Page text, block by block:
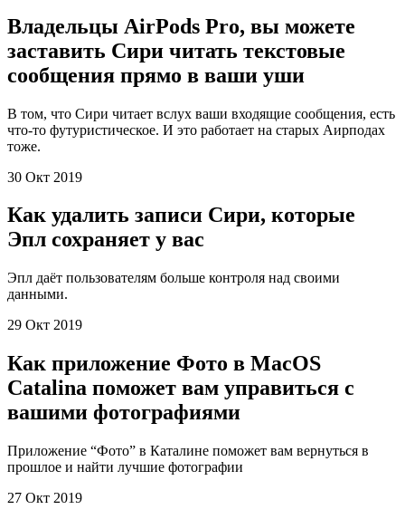
Владельцы AirPods Pro, вы можете
заставить Сири читать текстовые
сообщения прямо в ваши уши
В том, что Сири читает вслух ваши входящие сообщения, есть
что-то футуристическое. И это работает на старых Аирподах
тоже.
30 Окт 2019
Как удалить записи Сири, которые
Эпл сохраняет у вас
Эпл даёт пользователям больше контроля над своими
данными.
29 Окт 2019
Как приложение Фото в MacOS
Catalina поможет вам управиться с
вашими фотографиями
Приложение “Фото” в Каталине поможет вам вернуться в
прошлое и найти лучшие фотографии
27 Окт 2019